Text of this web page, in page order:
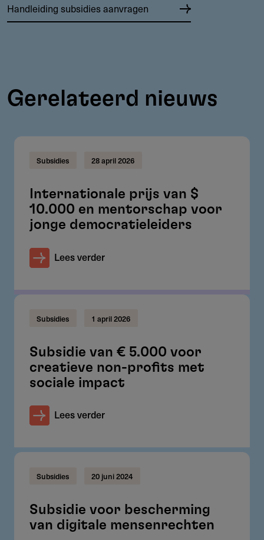
Handleiding subsidies aanvragen
Gerelateerd nieuws
Subsidies 28 april 2026
Internationale prijs van $
10.000 en mentorschap voor
jonge democratieleiders
Lees verder
Subsidies 1 april 2026
Subsidie van € 5.000 voor
creatieve non-profits met
sociale impact
Lees verder
Subsidies 20 juni 2024
Subsidie voor bescherming
van digitale mensenrechten